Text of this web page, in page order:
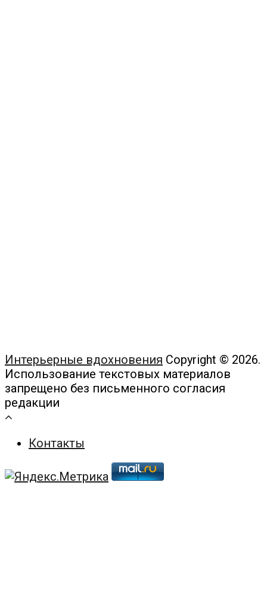
Интерьерные вдохновения Copyright © 2026.
Использование текстовых материалов
запрещено без письменного согласия
редакции
Контакты